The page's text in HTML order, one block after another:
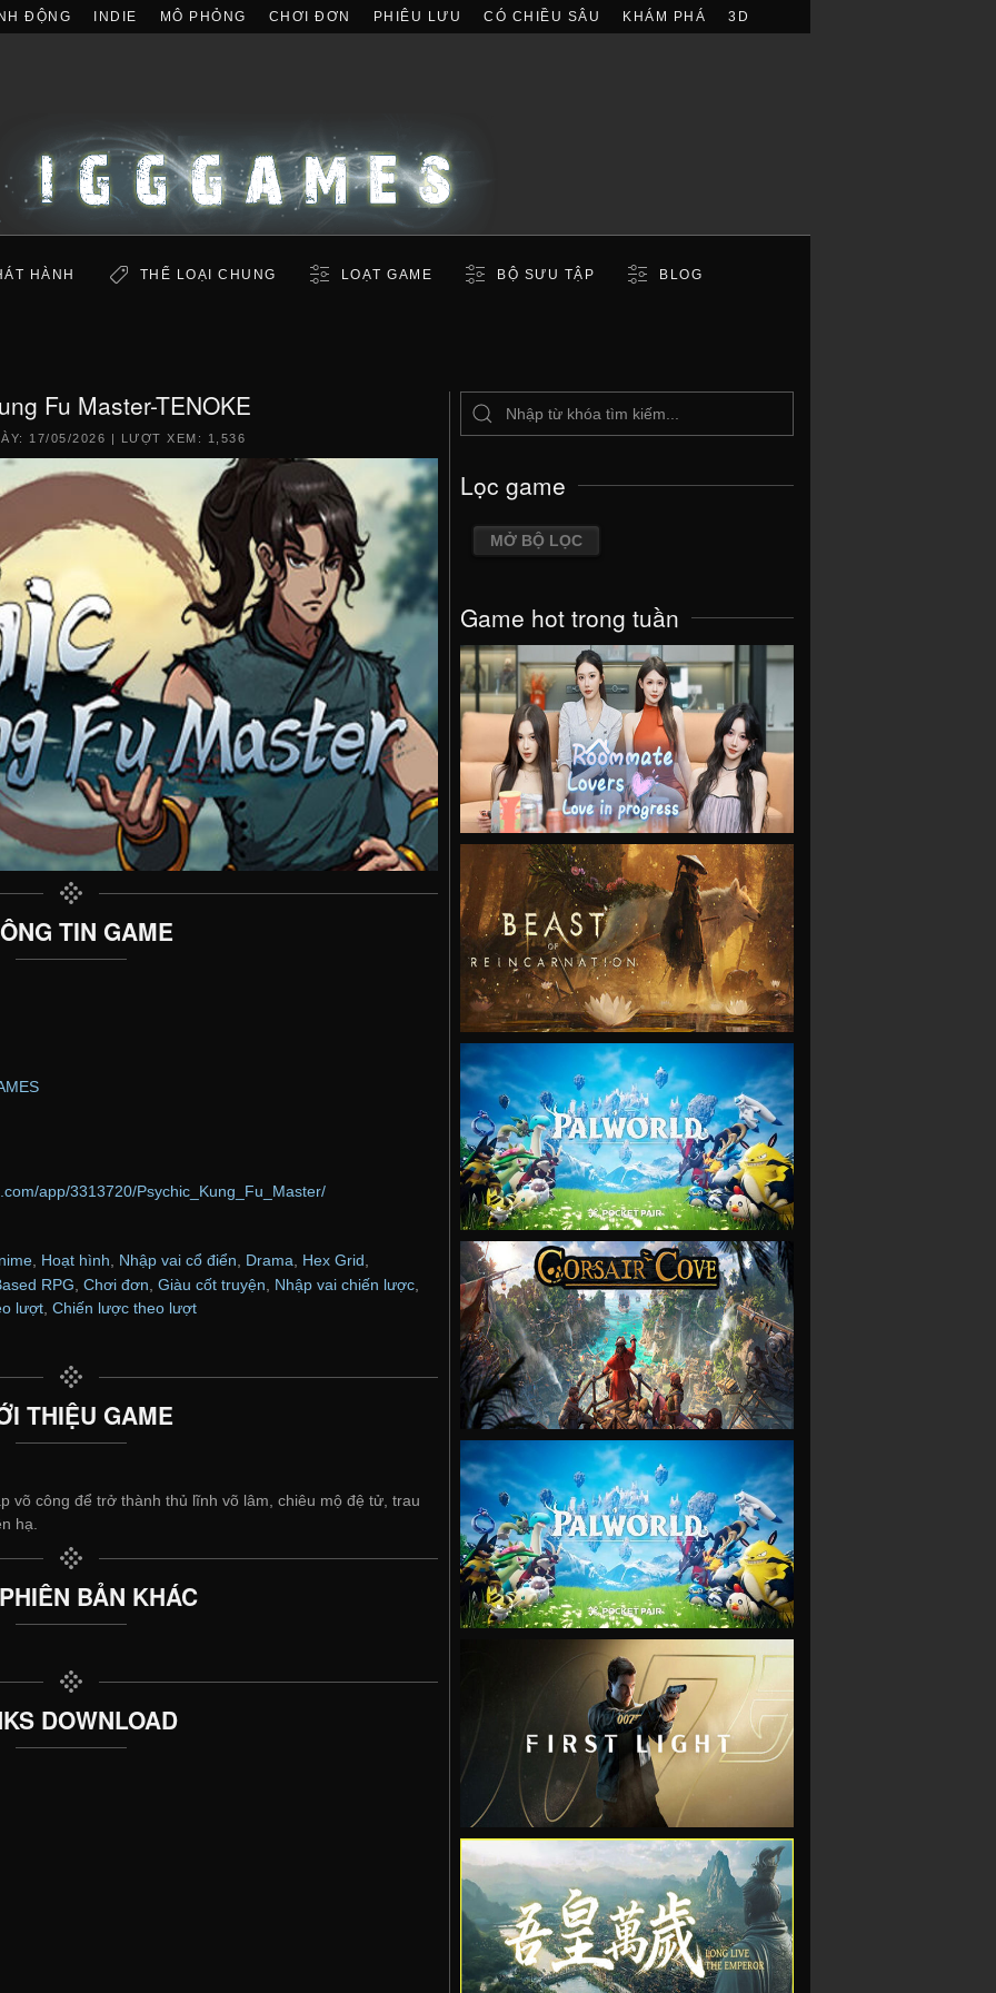
ĐỘNG INDIE MÔ PHỎNG CHƠI ĐƠN PHIÊU LƯU CÓ CHIỀU SÂU KHÁM PHÁ 3D
HÀNH THỂ LOẠI CHUNG LOẠT GAME BỘ SƯU TẬP BLOG
Fu Master-TENOKE
17/05/2026 | LƯỢT XEM: 1,536
TIN GAME
app/3313720/Psychic_Kung_Fu_Master/
, Hoạt hình, Nhập vai cổ điển, Drama, Hex Grid,
RPG Chơi đơn Giàu cốt truyện Nhập vai chiến lược
lượt Chiến lược theo lượt
THIỆU GAME
võ công để trở thành thủ lĩnh võ lâm, chiêu mộ đệ tử, trau
hạ.
BẢN KHÁC
DOWNLOAD
Lọc game
MỞ BỘ LỌC
Game hot trong tuần
VIEW
VIEW
VIEW
VIEW
VIEW
VIEW
VIEW